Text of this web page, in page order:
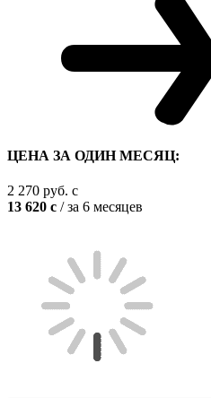
ЦЕНА ЗА ОДИН МЕСЯЦ:
2 270 руб. c
13 620 c / за 6 месяцев